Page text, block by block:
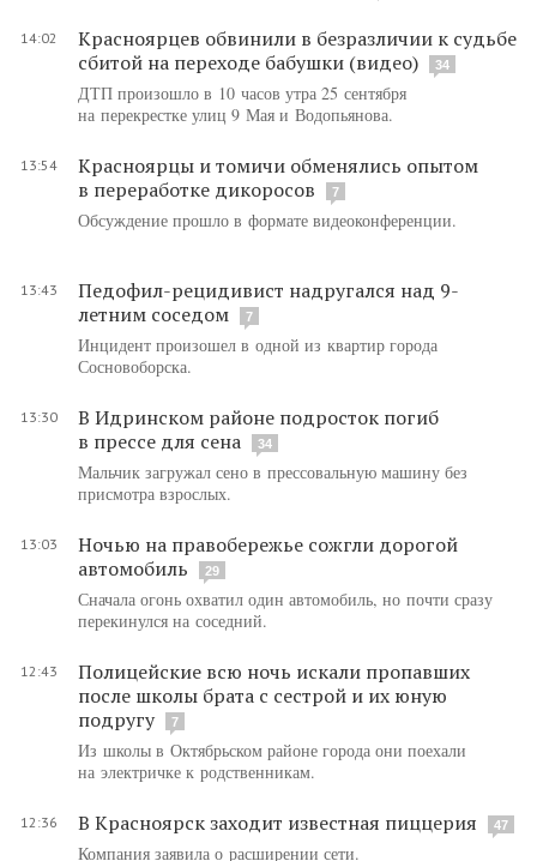
14:02
Красноярцев обвинили в безразличии к судьбе
сбитой на переходе бабушки (видео)
34
ДТП произошло в 10 часов утра 25 сентября
на перекрестке улиц 9 Мая и Водопьянова.
13:54
Красноярцы и томичи обменялись опытом
в переработке дикоросов
7
Обсуждение прошло в формате видеоконференции.
13:43
Педофил-рецидивист надругался над 9-
летним соседом
7
Инцидент произошел в одной из квартир города
Сосновоборска.
13:30
В Идринском районе подросток погиб
в прессе для сена
34
Мальчик загружал сено в прессовальную машину без
присмотра взрослых.
13:03
Ночью на правобережье сожгли дорогой
автомобиль
29
Сначала огонь охватил один автомобиль, но почти сразу
перекинулся на соседний.
12:43
Полицейские всю ночь искали пропавших
после школы брата с сестрой и их юную
подругу
7
Из школы в Октябрьском районе города они поехали
на электричке к родственникам.
12:36 В Красноярск заходит известная пиццерия 47
Компания заявила о расширении сети.